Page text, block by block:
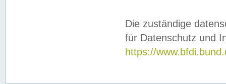
Die zuständige
für Datenschutz und
https://